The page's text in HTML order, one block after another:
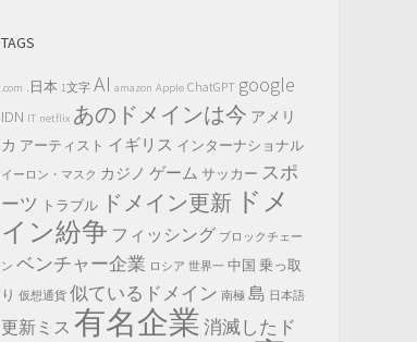
TAGS
.com .日本 1文字 AI amazon Apple ChatGPT google
IDN IT netflix あのドメインは今 アメリ
カ アーティスト イギリス インターナショナル
イーロン・マスク カジノ ゲーム サッカー スポ
ーツ
トラブル ドメイン更新 ドメ
イン紛争 フィッシング ブロックチェー
ン ベンチャー企業 ロシア 世界一 中国 乗っ取
り 仮想通貨 似ているドメイン 南極 島 日本語
更新ミス 有名企業消滅したド